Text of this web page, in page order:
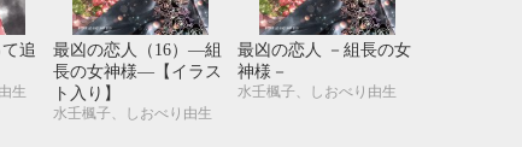
追
生
最凶の恋人（16）―組
長の女神様―【イラス
ト入り】
水壬楓子、しおべり由生
最凶の恋人 －組長の女
神様－
水壬楓子、しおべり由生